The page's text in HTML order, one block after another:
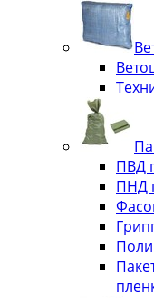
ПВД
ПНД